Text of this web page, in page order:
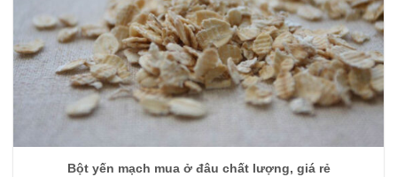
Bột yến mạch mua ở đâu chất lượng, giá rẻ